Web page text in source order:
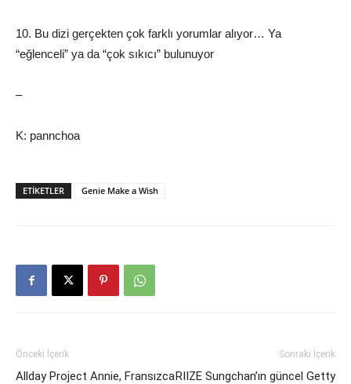
10. Bu dizi gerçekten çok farklı yorumlar alıyor… Ya
“eğlenceli” ya da “çok sıkıcı” bulunuyor
–
K: pannchoa
ETIKETLER Genie Make a Wish
Önceki İçerik
Allday Project Annie, Fransızca
Sonraki İçerik
RIIZE Sungchan’ın güncel Getty